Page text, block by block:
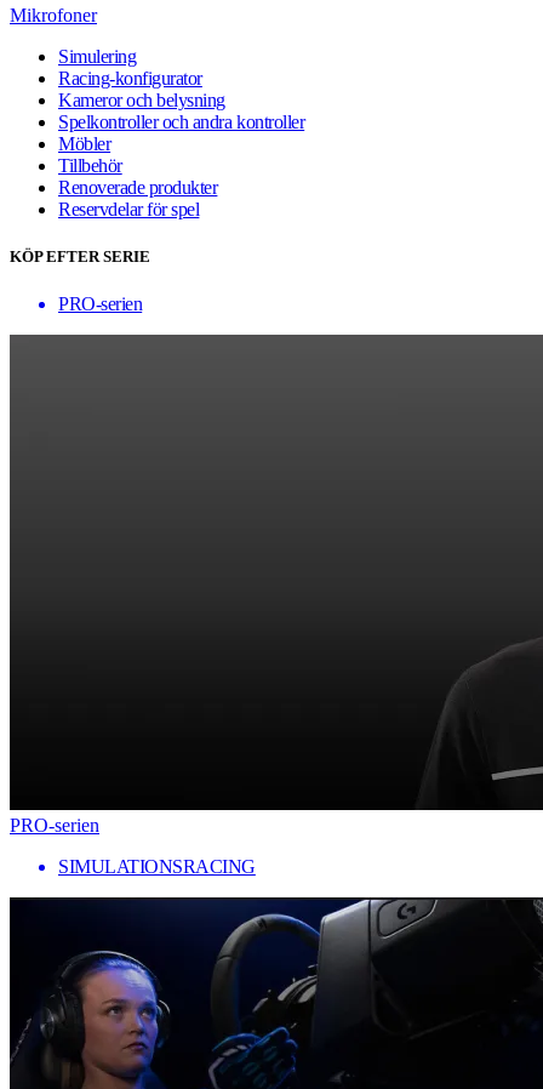
Mikrofoner
Simulering
Racing-konfigurator
Kameror och belysning
Spelkontroller och andra kontroller
Möbler
Tillbehör
Renoverade produkter
Reservdelar för spel
KÖP EFTER SERIE
PRO-serien
PRO-serien
SIMULATIONSRACING